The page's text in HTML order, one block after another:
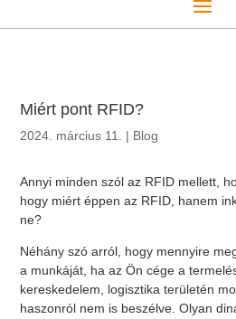
Miért pont RFID?
2024. március 11. | Blog
Annyi minden szól az RFID mellett,
hogy miért éppen az RFID, hanem
ne?
Néhány szó arról, hogy mennyire
a munkáját, ha az Ön cége a
kereskedelem, logisztika területén
haszonról nem is beszélve. Olyan